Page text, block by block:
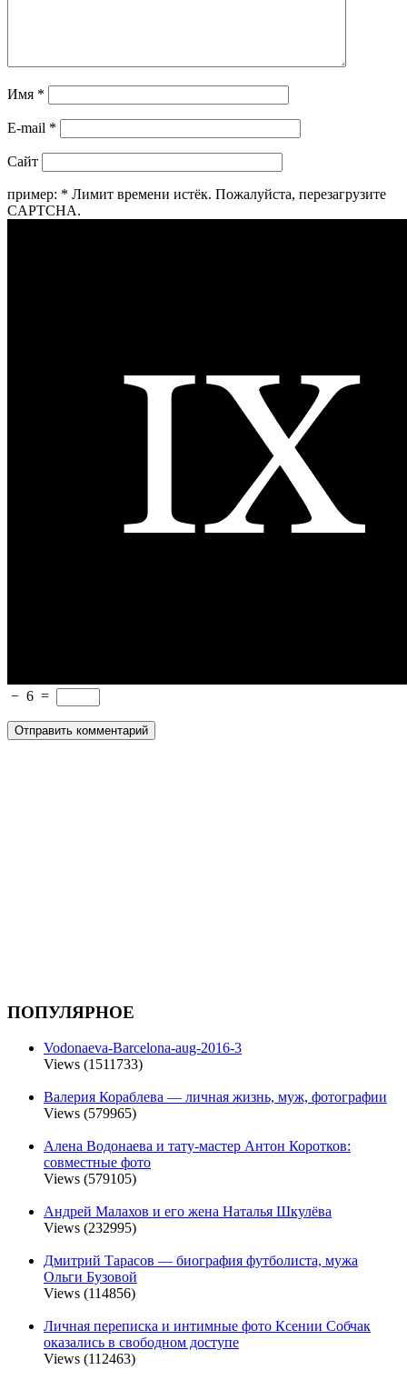
Имя *
E-mail *
Сайт
пример: * Лимит времени истёк. Пожалуйста, перезагрузите
CAPTCHA.
− 6 =
ПОПУЛЯРНОЕ
Vodonaeva-Barcelona-aug-2016-3
Views (1511733)
Валерия Кораблева — личная жизнь, муж, фотографии
Views (579965)
Алена Водонаева и тату-мастер Антон Коротков:
совместные фото
Views (579105)
Андрей Малахов и его жена Наталья Шкулёва
Views (232995)
Дмитрий Тарасов — биография футболиста, мужа
Ольги Бузовой
Views (114856)
Личная переписка и интимные фото Ксении Собчак
оказались в свободном доступе
Views (112463)